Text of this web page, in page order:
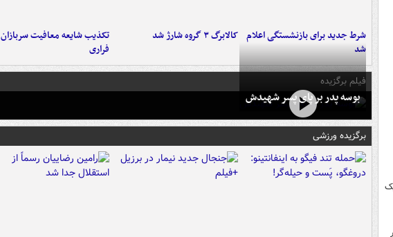
شرط جدید برای بازنشستگی اعلام
شد
کالابرگ ۳ گروه شارژ شد
تکذیب شایعه معافیت سربازان
فراری
فیلم برگزیده
بوسه‌ پدر بر پای پسر شهیدش
برگزیده ورزشی